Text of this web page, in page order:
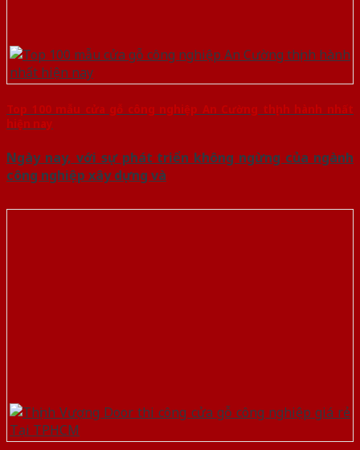
Top 100 mẫu cửa gỗ công nghiệp An Cường thịnh hành nhất
hiện nay
Ngày nay, với sự phát triển không ngừng của ngành
công nghiệp xây dựng và